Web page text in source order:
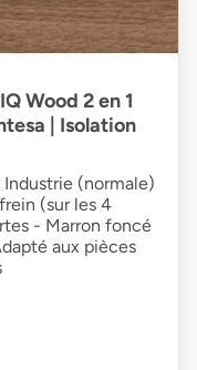
Wood 2 en 1
| Isolation
(normale)
(sur les 4
- Marron foncé
aux pièces